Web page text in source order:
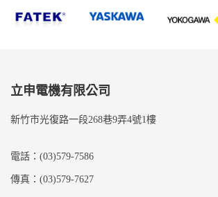
立申電機有限公司
新竹市光復路一段268巷9弄4號1樓
電話：(03)579-7586
傳真：(03)579-7627